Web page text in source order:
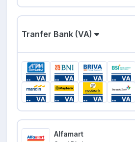
Tranfer Bank (VA)
Alfamart